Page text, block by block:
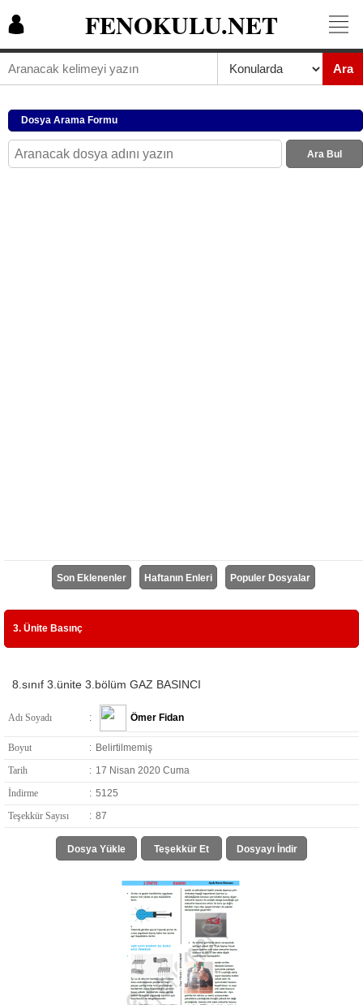
FENOKULU.NET
Ara
Dosya Arama Formu
Ara Bul
Son Eklenenler Haftanın Enleri Populer Dosyalar
3. Ünite Basınç
8.sınıf 3.ünite 3.bölüm GAZ BASINCI
Adı Soyadı : Ömer Fidan
Boyut : Belirtilmemiş
Tarih
: 17 Nisan 2020 Cuma
İndirme
: 5125
Teşekkür Sayısı
: 87
Dosya Yükle Teşekkür Et Dosyayı İndir